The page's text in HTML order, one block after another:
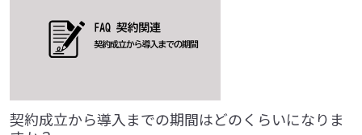
契約成立から導入までの期間はどのくらいになりま